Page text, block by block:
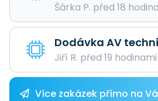
Šárka P. před 18
Dodávka AV
Jiří R. před 19 hodinami
Více zakázek přímo na